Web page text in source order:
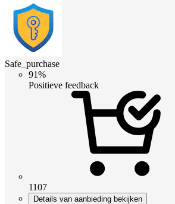
Safe_purchase
91%
Positieve feedback
1107
Details van aanbieding bekijken